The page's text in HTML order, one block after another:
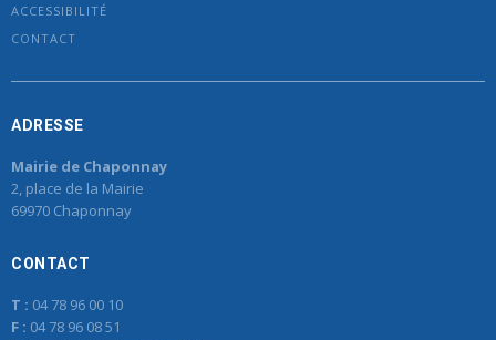
ACCESSIBILITÉ
CONTACT
ADRESSE
Mairie de Chaponnay
2, place de la Mairie
69970 Chaponnay
CONTACT
T : 04 78 96 00 10
F : 04 78 96 08 51